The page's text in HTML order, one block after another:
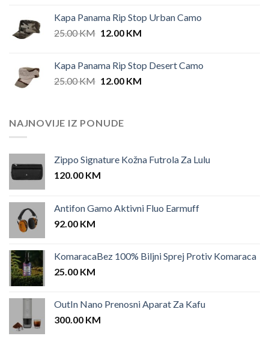
Kapa Panama Rip Stop Urban Camo
25.00KM Original
25.00 KM.
12.00 KMCurrent
12.00 KM.
Kapa Panama Rip Stop Desert Camo
25.00KM Original
25.00 KM.
12.00 KMCurrent
NAJNOVIJE IZ PONUDE
Zippo Signature Kožna Futrola Za Lulu
120.00 KM
Antifon Gamo Aktivni Fluo Earmuff
92.00 KM
KomaracaBez 100% Biljni Sprej Protiv Komaraca
25.00 KM
OutIn Nano Prenosni Aparat Za Kafu
300.00 KM